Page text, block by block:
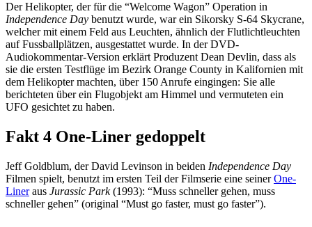
Der Helikopter, der für die “Welcome Wagon” Operation in
Independence Day benutzt wurde, war ein Sikorsky S-64 Skycrane,
welcher mit einem Feld aus Leuchten, ähnlich der Flutlichtleuchten
auf Fussballplätzen, ausgestattet wurde. In der DVD-
Audiokommentar-Version erklärt Produzent Dean Devlin, dass als
sie die ersten Testflüge im Bezirk Orange County in Kalifornien mit
dem Helikopter machten, über 150 Anrufe eingingen: Sie alle
berichteten über ein Flugobjekt am Himmel und vermuteten ein
UFO gesichtet zu haben.
Fakt 4 One-Liner gedoppelt
Jeff Goldblum, der David Levinson in beiden Independence Day
Filmen spielt, benutzt im ersten Teil der Filmserie eine seinerOne-
Lineraus Jurassic Park(1993): “Muss schneller gehen, muss
schneller gehen” (original “Must go faster, must go faster”).